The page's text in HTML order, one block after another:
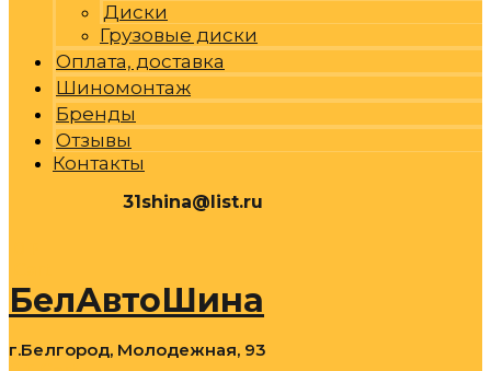
Диски
Грузовые диски
Оплата, доставка
Шиномонтаж
Бренды
Отзывы
Контакты
31shina@list.ru
БелАвтоШина
г.Белгород, Молодежная, 93